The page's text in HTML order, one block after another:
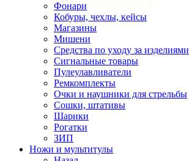
Фонари
Кобуры, чехлы, кейсы
Магазины
Мишени
Средства по уходу за изделиями
Сигнальные товары
Пулеулавливатели
Ремкомплекты
Очки и наушники для стрельбы
Сошки, штативы
Шарики
Рогатки
ЗИП
Ножи и мультитулы